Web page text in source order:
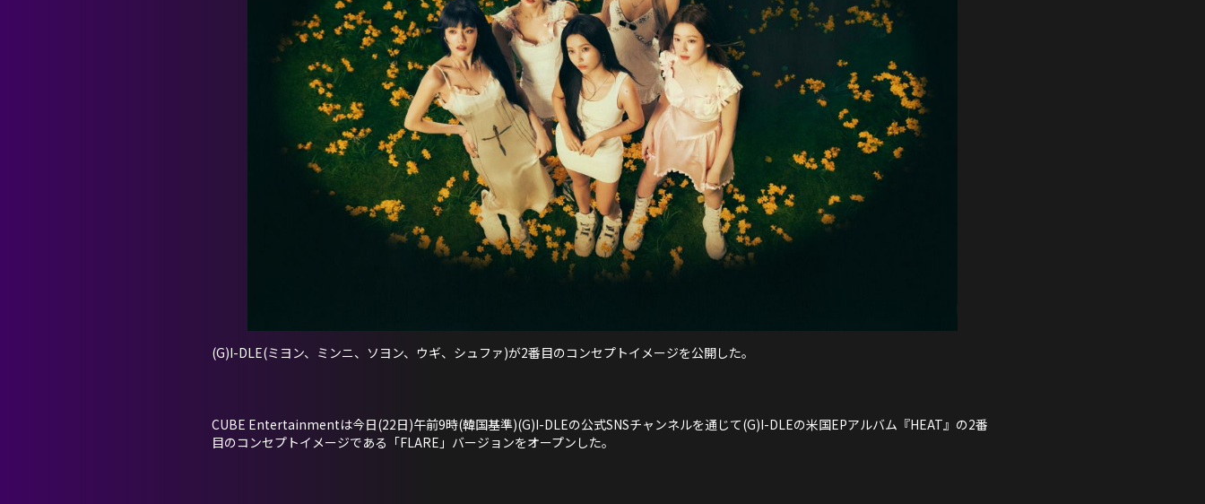
(G)I-DLE(ミヨン、ミンニ、ソヨン、ウギ、シュファ)が2番目のコンセプトイメージを公開した。
CUBE Entertainmentは今日(22日)午前9時(韓国基準)(G)I-DLEの公式SNSチャンネルを通じて(G)I-DLEの米国EPアルバム『HEAT』の2番
目のコンセプトイメージである「FLARE」バージョンをオープンした。
HOME
NEVERLAND JAPAN